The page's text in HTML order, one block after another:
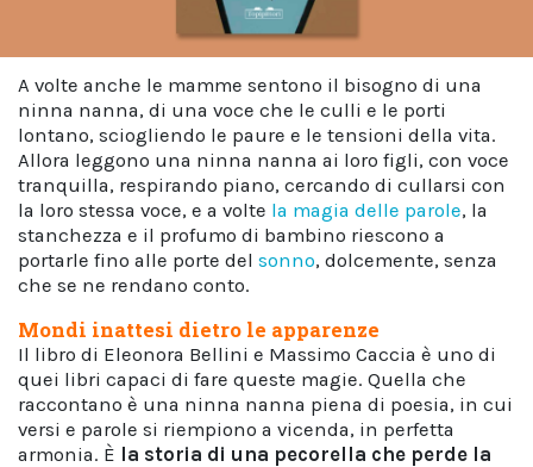
A volte anche le mamme sentono il bisogno di una
ninna nanna, di una voce che le culli e le porti
lontano, sciogliendo le paure e le tensioni della vita.
Allora leggono una ninna nanna ai loro figli, con voce
tranquilla, respirando piano, cercando di cullarsi con
la loro stessa voce, e a volte la magia delle parole, la
stanchezza e il profumo di bambino riescono a
portarle fino alle porte del sonno, dolcemente, senza
che se ne rendano conto.
Mondi inattesi dietro le apparenze
Il libro di Eleonora Bellini e Massimo Caccia è uno di
quei libri capaci di fare queste magie. Quella che
raccontano è una ninna nanna piena di poesia, in cui
versi e parole si riempiono a vicenda, in perfetta
armonia. È la storia di una pecorella che perde la